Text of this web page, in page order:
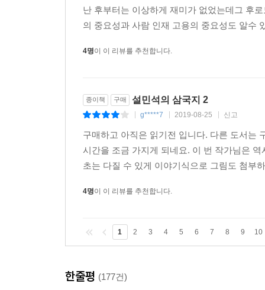
난 후부터는 이상하게 재미가 없었는데그 후
의 중요성과 사람 인재 고용의 중요성도 알수
4명이 이 리뷰를 추천합니다.
종이책 구매 설민석의 삼국지 2
g*****7 2019-08-25 신고
구매하고 아직은 읽기전 입니다. 다른 도서는
시간을 조금 가지게 되네요. 이 번 작가님은
초는 다질 수 있게 이야기식으로 그림도 첨부
4명이 이 리뷰를 추천합니다.
1 2 3 4 5 6 7 8 9 10
한줄평 (177건)